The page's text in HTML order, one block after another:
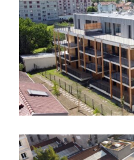
logements collectifs,